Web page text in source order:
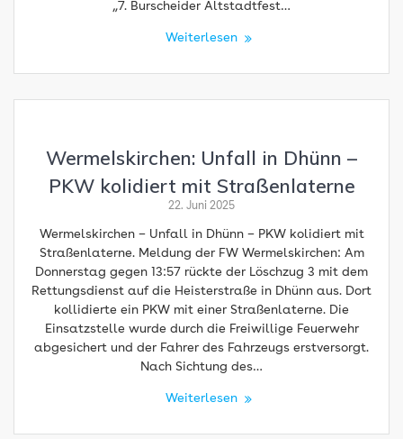
„7. Burscheider Altstadtfest…
Weiterlesen
Wermelskirchen: Unfall in Dhünn –
PKW kolidiert mit Straßenlaterne
22. Juni 2025
Wermelskirchen – Unfall in Dhünn – PKW kolidiert mit
Straßenlaterne. Meldung der FW Wermelskirchen: Am
Donnerstag gegen 13:57 rückte der Löschzug 3 mit dem
Rettungsdienst auf die Heisterstraße in Dhünn aus. Dort
kollidierte ein PKW mit einer Straßenlaterne. Die
Einsatzstelle wurde durch die Freiwillige Feuerwehr
abgesichert und der Fahrer des Fahrzeugs erstversorgt.
Nach Sichtung des…
Weiterlesen